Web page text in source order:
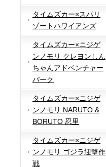
タイムズカー×スパリ
ゾートハワイアンズ
タイムズカー×ニジゲ
ンノモリ クレヨンしん
ちゃんアドベンチャー
パーク
タイムズカー×ニジゲ
ンノモリ NARUTO &
BORUTO 忍里
タイムズカー×ニジゲ
ンノモリ ゴジラ迎撃作
戦